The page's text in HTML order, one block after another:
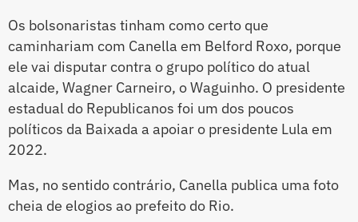
Os bolsonaristas tinham como certo que
caminhariam com Canella em Belford Roxo, porque
ele vai disputar contra o grupo político do atual
alcaide, Wagner Carneiro, o Waguinho. O presidente
estadual do Republicanos foi um dos poucos
políticos da Baixada a apoiar o presidente Lula em
2022.
Mas, no sentido contrário, Canella publica uma foto
cheia de elogios ao prefeito do Rio.